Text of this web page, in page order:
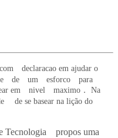
declaracao em ajudar o
de um esforco para
em nivel maximo． Na
de se basear na lição do
propos uma